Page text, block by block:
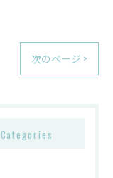
次のページ >
Categories